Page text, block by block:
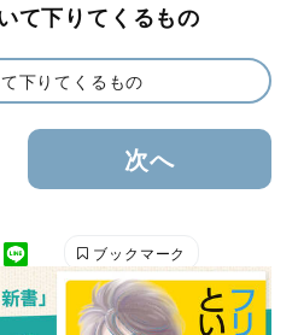
て下りてくるもの
下りてくるもの
次へ
ブックマーク